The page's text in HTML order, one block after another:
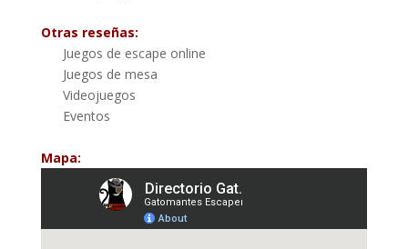
Otras reseñas:
Juegos de escape online
Juegos de mesa
Videojuegos
Eventos
Mapa: